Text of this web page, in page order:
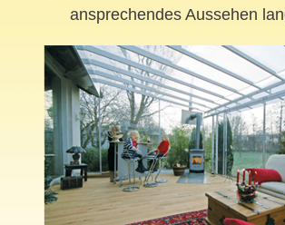
ansprechendes Aussehen